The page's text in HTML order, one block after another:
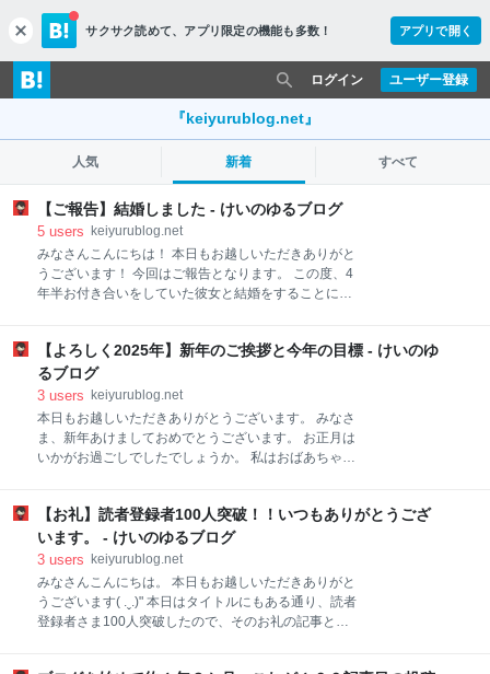
c
l
o
s
サクサク読めて、 アプリ限定の機能も多数！ アプリで開く
ユーザー登録
ログイン
『keiyurublog.net』
人気 新着 すべて
【ご報告】結婚しました - けいのゆるブログ
5 users
keiyurublog.net
みなさんこんにちは！ 本日もお越しいただきありがと
うございます！ 今回はご報告となります。 この度、4
年半お付き合いをしていた彼女と結婚をすることにな
てたので、記事にするつもりはありませんでしたが、
人生で1度きりの大きな1つの節目となりますし、想い
をブログに残しておくことも大切だと思いました。 プ
ロポーズの準備、両親への挨拶や顔合わせ、色々と大
変だったけれども、幸せな日々でした。 結婚は1つの
大きな節目ではありますが、これから2人で人生を共
せなことも、悲しいことも、辛いことも、2人で共有
して、笑って、泣いて、乗り越えていきたいと思いま
す。 月並みな言葉ばかりだけれど、これができる家庭
って本当に
【よろしく2025年】新年のご挨拶と今年の目標 - けいのゆ
るブログ
3 users
keiyurublog.net
本日もお越しいただきありがとうございます。 みなさ
ま、新年あけましておめでとうございます。 お正月は
いかがお過ごしでしたでしょうか。 私はおばあちゃん
た。天気も良く、気持ちの良い年明けでした。 今年も
良い年になりますように。初詣も行かなきゃだ。 みな
さまにとっても良い１年になると嬉しいです。 本年も
どうぞよろしくお願いいたします！ ではでは、新年と
いうことで自分なりに今年の目標を考えてみました。
今年のテーマは、 ワークライフバランス これをテーマ
【お礼】読者登録者100人突破！！いつもありがとうござ
います。 - けいのゆるブログ
3 users
keiyurublog.net
みなさんこんにちは。 本日もお越しいただきありがと
うございます( .ˬ.)" 本日はタイトルにもある通り、読者
登録者さま100人突破したので、そのお礼の記事とな